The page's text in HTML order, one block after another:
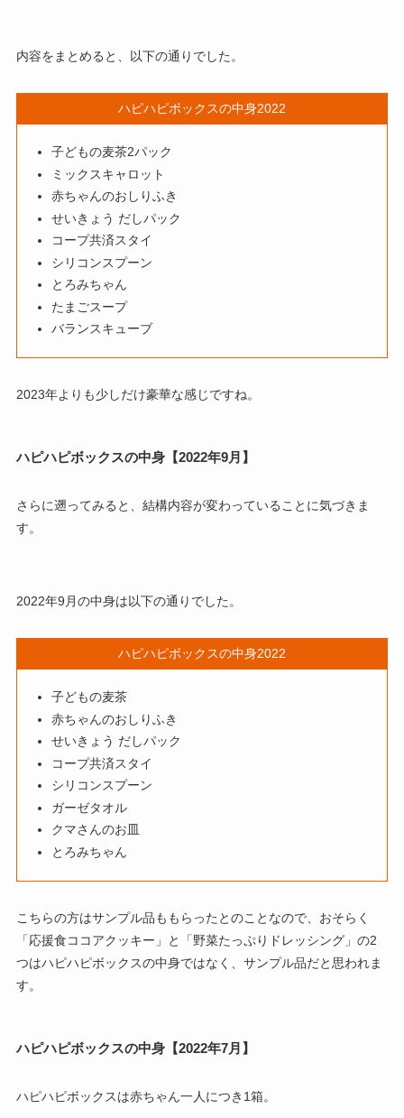
内容をまとめると、以下の通りでした。
ハピハピボックスの中身2022
子どもの麦茶2パック
ミックスキャロット
赤ちゃんのおしりふき
せいきょう だしパック
コープ共済スタイ
シリコンスプーン
とろみちゃん
たまごスープ
バランスキューブ
2023年よりも少しだけ豪華な感じですね。
ハピハピボックスの中身【2022年9月】
さらに遡ってみると、結構内容が変わっていることに気づきま
す。
2022年9月の中身は以下の通りでした。
ハピハピボックスの中身2022
子どもの麦茶
赤ちゃんのおしりふき
せいきょう だしパック
コープ共済スタイ
シリコンスプーン
ガーゼタオル
クマさんのお皿
とろみちゃん
こちらの方はサンプル品ももらったとのことなので、おそらく
「応援食ココアクッキー」と「野菜たっぷりドレッシング」の2
つはハピハピボックスの中身ではなく、サンプル品だと思われま
す。
ハピハピボックスの中身【2022年7月】
ハピハピボックスは赤ちゃん一人につき1箱。